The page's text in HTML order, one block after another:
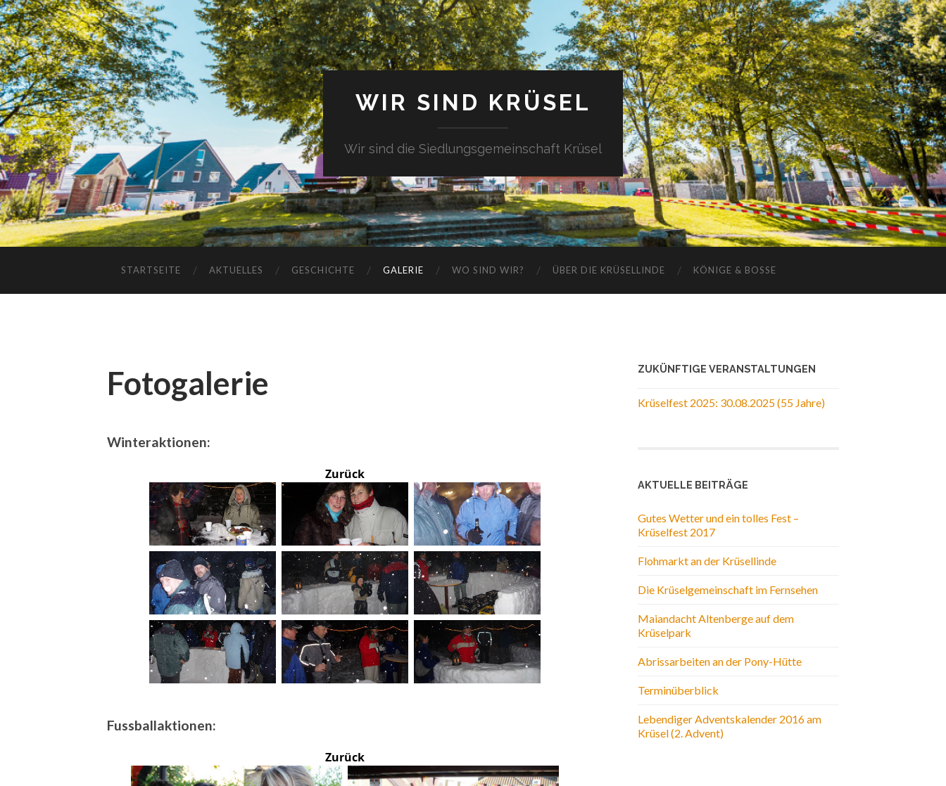
WIR SIND KRÜSEL
Wir sind die Siedlungsgemeinschaft Krüsel
STARTSEITE AKTUELLES GESCHICHTE GALERIE WO SIND WIR? ÜBER DIE KRÜSELLINDE KÖNIGE & BOSSE
Fotogalerie
Winteraktionen:
Zurück
Fussballaktionen:
Zurück
ZUKÜNFTIGE VERANSTALTUNGEN
Krüselfest 2025: 30.08.2025 (55 Jahre)
AKTUELLE BEITRÄGE
Gutes Wetter und ein tolles Fest –
Krüselfest 2017
Flohmarkt an der Krüsellinde
Die Krüselgemeinschaft im Fernsehen
Maiandacht Altenberge auf dem
Krüselpark
Abrissarbeiten an der Pony-Hütte
Terminüberblick
Lebendiger Adventskalender 2016 am
Krüsel (2. Advent)